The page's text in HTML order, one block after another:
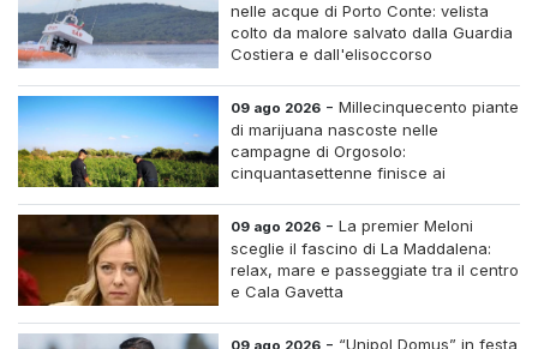
nelle acque di Porto Conte: velista
colto da malore salvato dalla Guardia
Costiera e dall'elisoccorso
09 ago 2026 -Millecinquecento piante
di marijuana nascoste nelle
campagne di Orgosolo:
cinquantasettenne finisce ai
09 ago 2026 -La premier Meloni
sceglie il fascino di La Maddalena:
relax, mare e passeggiate tra il centro
e Cala Gavetta
09 ago 2026 - “Unipol Domus” in festa